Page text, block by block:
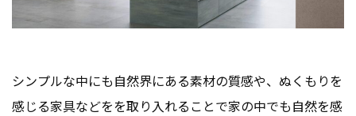
シンプルな中にも自然界にある素材の質感や、ぬくもりを
感じる家具などをを取り入れることで家の中でも自然を感